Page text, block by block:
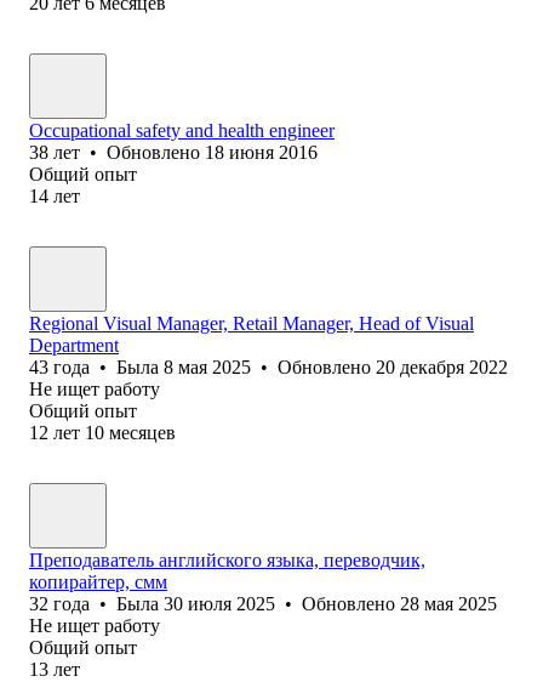
Occupational safety and health engineer
38 лет • Обновлено 18 июня 2016
Общий опыт
14 лет
Regional Visual Manager, Retail Manager, Head of Visual
Department
43 года • Была 8 мая 2025 • Обновлено 20 декабря 2022
Не ищет работу
Общий опыт
12 лет 10 месяцев
Преподаватель английского языка, переводчик,
копирайтер, смм
32 года • Была 30 июля 2025 • Обновлено 28 мая 2025
Не ищет работу
Общий опыт
13 лет